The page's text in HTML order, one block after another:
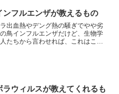
ンフルエンザが教えるもの
出血熱やデング熱の騒ぎでやや劣
鳥インフルエンザだけど、生物学
たちから言わせれば、これはこれ
ラウィルスが教えてくれるも